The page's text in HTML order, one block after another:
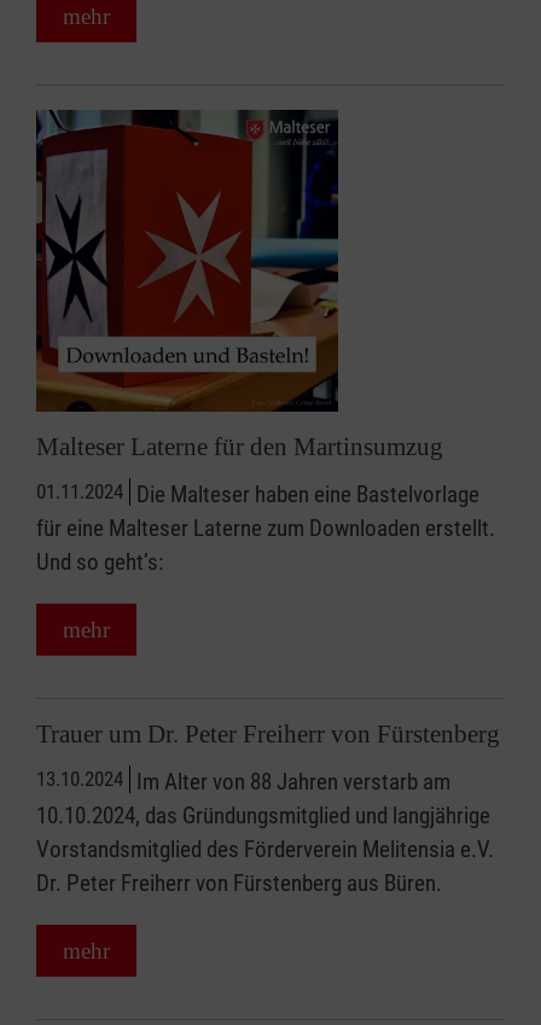
mehr
Malteser Laterne für den Martinsumzug
01.11.2024 Die Malteser haben eine Bastelvorlage
für eine Malteser Laterne zum Downloaden erstellt.
Und so geht’s:
mehr
Trauer um Dr. Peter Freiherr von Fürstenberg
13.10.2024 Im Alter von 88 Jahren verstarb am
10.10.2024, das Gründungsmitglied und langjährige
Vorstandsmitglied des Förderverein Melitensia e.V.
Dr. Peter Freiherr von Fürstenberg aus Büren.
mehr